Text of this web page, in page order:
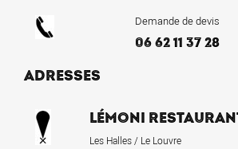
Demande de devis
06 62 11 37 28
ADRESSES
LÉMONI
Les Halles / Le Louvre